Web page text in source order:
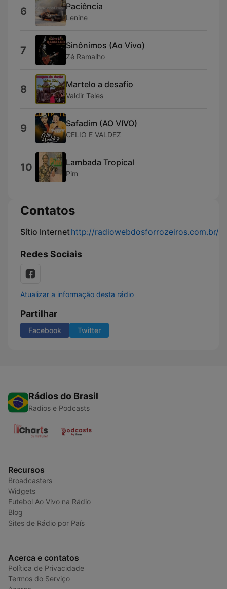
6 Paciência
Lenine
7 Sinônimos (Ao Vivo)
Zé Ramalho
8 Martelo a desafio
Valdir Teles
9 Safadim (AO VIVO)
CELIO E VALDEZ
10 Lambada Tropical
Pim
Contatos
Sítio Internethttp://radiowebdosforrozeiros.com.br/
Redes Sociais
Atualizar a informação desta rádio
Partilhar
Facebook Twitter
Rádios do Brasil
Radios e Podcasts
Recursos
Broadcasters
Widgets
Futebol Ao Vivo na Rádio
Blog
Sites de Rádio por País
Acerca e contatos
Política de Privacidade
Termos do Serviço